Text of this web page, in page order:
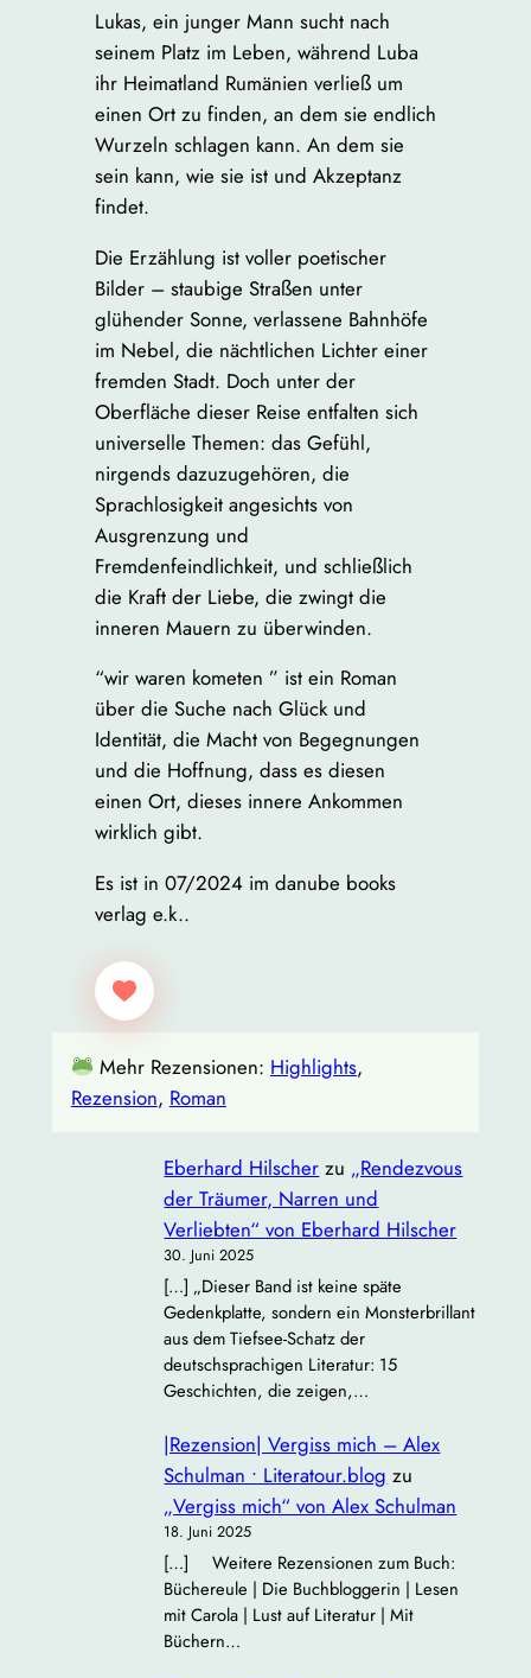
Lukas, ein junger Mann sucht nach
seinem Platz im Leben, während Luba
ihr Heimatland Rumänien verließ um
einen Ort zu finden, an dem sie endlich
Wurzeln schlagen kann. An dem sie
sein kann, wie sie ist und Akzeptanz
findet.
Die Erzählung ist voller poetischer
Bilder – staubige Straßen unter
glühender Sonne, verlassene Bahnhöfe
im Nebel, die nächtlichen Lichter einer
fremden Stadt. Doch unter der
Oberfläche dieser Reise entfalten sich
universelle Themen: das Gefühl,
nirgends dazuzugehören, die
Sprachlosigkeit angesichts von
Ausgrenzung und
Fremdenfeindlichkeit, und schließlich
die Kraft der Liebe, die zwingt die
inneren Mauern zu überwinden.
“wir waren kometen ” ist ein Roman
über die Suche nach Glück und
Identität, die Macht von Begegnungen
und die Hoffnung, dass es diesen
einen Ort, dieses innere Ankommen
wirklich gibt.
Es ist in 07/2024 im danube books
verlag e.k..
Mehr Rezensionen: Highlights
Rezension, Roman
Eberhard Hilscher zu „Rendezvous
der Träumer, Narren und
Verliebten“ von Eberhard Hilscher
30. Juni 2025
[…] „Dieser Band ist keine späte
Gedenkplatte, sondern ein Monsterbrillant
aus dem Tiefsee‐Schatz der
deutschsprachigen Literatur: 15
Geschichten, die zeigen,…
|Rezension| Vergiss mich – Alex
Schulman • Literatour.blog zu
„Vergiss mich“ von Alex Schulman
18. Juni 2025
[…] Weitere Rezensionen zum Buch:
Büchereule | Die Buchbloggerin | Lesen
mit Carola | Lust auf Literatur | Mit
Büchern…